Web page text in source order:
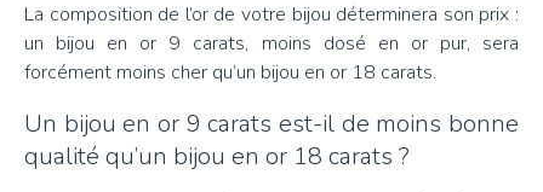
La composition de l’or de votre bijou déterminera son prix :
un bijou en or 9 carats, moins dosé en or pur, sera
forcément moins cher qu’un bijou en or 18 carats.
Un bijou en or 9 carats est-il de moins bonne
qualité qu’un bijou en or 18 carats ?